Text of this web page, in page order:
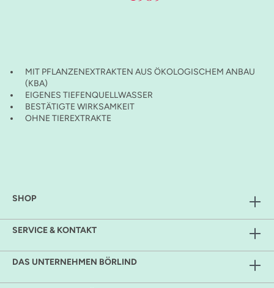
MIT PFLANZENEXTRAKTEN AUS ÖKOLOGISCHEM ANBAU
(KBA)
EIGENES TIEFENQUELLWASSER
BESTÄTIGTE WIRKSAMKEIT
OHNE TIEREXTRAKTE
SHOP
SERVICE & KONTAKT
DAS UNTERNEHMEN BÖRLIND